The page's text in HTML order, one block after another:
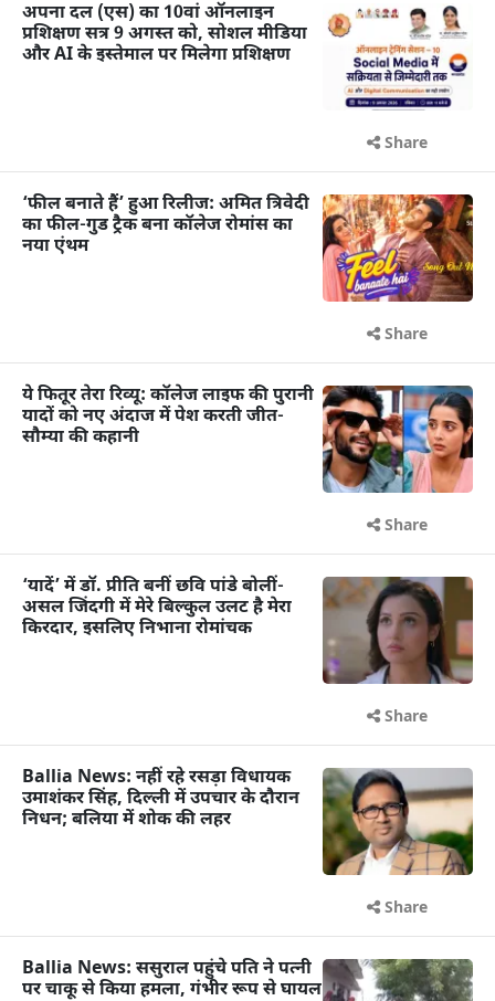
अपना दल (एस) का 10वां ऑनलाइन
प्रशिक्षण सत्र 9 अगस्त को, सोशल मीडिया
और AI के इस्तेमाल पर मिलेगा प्रशिक्षण
Share
‘फील बनाते हैं’ हुआ रिलीज: अमित त्रिवेदी
का फील-गुड ट्रैक बना कॉलेज रोमांस का
नया एंथम
Share
ये फितूर तेरा रिव्यू: कॉलेज लाइफ की पुरानी
यादों को नए अंदाज में पेश करती जीत-
सौम्या की कहानी
Share
‘यादें’ में डॉ. प्रीति बनीं छवि पांडे बोलीं-
असल जिंदगी में मेरे बिल्कुल उलट है मेरा
किरदार, इसलिए निभाना रोमांचक
Share
Ballia News: नहीं रहे रसड़ा विधायक
उमाशंकर सिंह, दिल्ली में उपचार के दौरान
निधन; बलिया में शोक की लहर
Share
Ballia News: ससुराल पहुंचे पति ने पत्नी
पर चाकू से किया हमला, गंभीर रूप से घायल